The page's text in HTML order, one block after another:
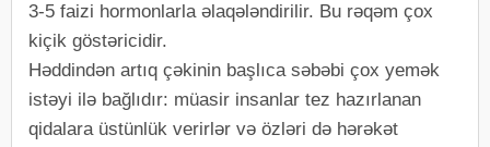
3-5 faizi hormonlarla əlaqələndirilir. Bu rəqəm çox
kiçik göstəricidir.
Həddindən artıq çəkinin başlıca səbəbi çox yemək
istəyi ilə bağlıdır: müasir insanlar tez hazırlanan
qidalara üstünlük verirlər və özləri də hərəkət